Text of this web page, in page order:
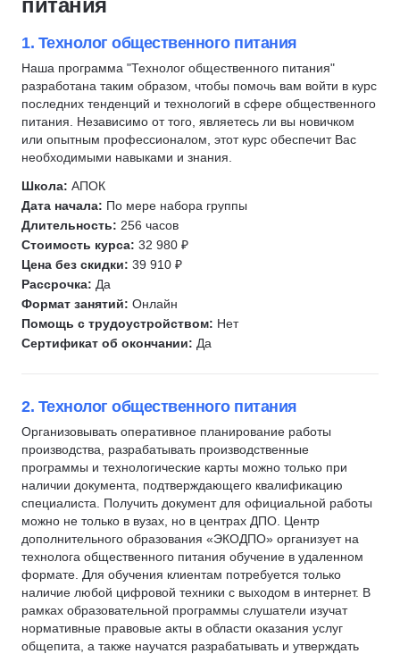
Технолог швейного производства
Социальная работа
Антитеррористическая защита
Товароведение
Столярное дело
Сестринское дело
Холодильное оборудование
Кадастровая деятельность
Водитель погрузчика
Портной
Полиграфолог
Сантехник
Электромеханик по лифтам
Слаботочные системы
Электромонтер
Социальная сфера
Прораб
Официант
Закройщик
Шиномонтаж
Агропромышленный комплекс (АПК)
Парламентская деятельность
Избирательный процесс
Инженерные системы
Кинолог
Архивное дело
Администратор салона красоты
Администратор спортивной организации
Гостиничный бизнес
Административно-хозяйственная деятельность (АХД)
Управление поставками
Управление безопасностью
питания
1. Технолог общественного питания
Наша программа "Технолог общественного питания"
разработана таким образом, чтобы помочь вам войти в курс
последних тенденций и технологий в сфере общественного
питания. Независимо от того, являетесь ли вы новичком
или опытным профессионалом, этот курс обеспечит Вас
необходимыми навыками и знания.
Школа: АПОК
Дата начала: По мере набора группы
Длительность: 256 часов
Стоимость курса: 32 980 ₽
Цена без скидки: 39 910 ₽
Рассрочка: Да
Формат занятий: Онлайн
Помощь с трудоустройством: Нет
Сертификат об окончании: Да
2. Технолог общественного питания
Организовывать оперативное планирование работы
производства, разрабатывать производственные
программы и технологические карты можно только при
наличии документа, подтверждающего квалификацию
специалиста. Получить документ для официальной работы
можно не только в вузах, но в центрах ДПО. Центр
дополнительного образования «ЭКОДПО» организует на
технолога общественного питания обучение в удаленном
формате. Для обучения клиентам потребуется только
наличие любой цифровой техники с выходом в интернет. В
рамках образовательной программы слушатели изучат
нормативные правовые акты в области оказания услуг
общепита, а также научатся разрабатывать и утверждать